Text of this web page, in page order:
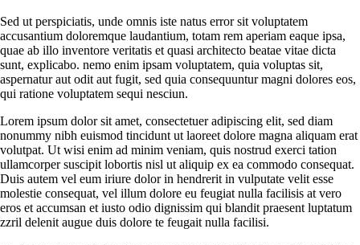
Sed ut perspiciatis, unde omnis iste natus error sit voluptatem
accusantium doloremque laudantium, totam rem aperiam eaque ipsa,
quae ab illo inventore veritatis et quasi architecto beatae vitae dicta
sunt, explicabo. nemo enim ipsam voluptatem, quia voluptas sit,
aspernatur aut odit aut fugit, sed quia consequuntur magni dolores eos,
qui ratione voluptatem sequi nesciun.
Lorem ipsum dolor sit amet, consectetuer adipiscing elit, sed diam
nonummy nibh euismod tincidunt ut laoreet dolore magna aliquam erat
volutpat. Ut wisi enim ad minim veniam, quis nostrud exerci tation
ullamcorper suscipit lobortis nisl ut aliquip ex ea commodo consequat.
Duis autem vel eum iriure dolor in hendrerit in vulputate velit esse
molestie consequat, vel illum dolore eu feugiat nulla facilisis at vero
eros et accumsan et iusto odio dignissim qui blandit praesent luptatum
zzril delenit augue duis dolore te feugait nulla facilisi.